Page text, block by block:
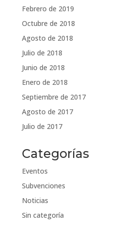
Febrero de 2019
Octubre de 2018
Agosto de 2018
Julio de 2018
Junio de 2018
Enero de 2018
Septiembre de 2017
Agosto de 2017
Julio de 2017
Categorías
Eventos
Subvenciones
Noticias
Sin categoría